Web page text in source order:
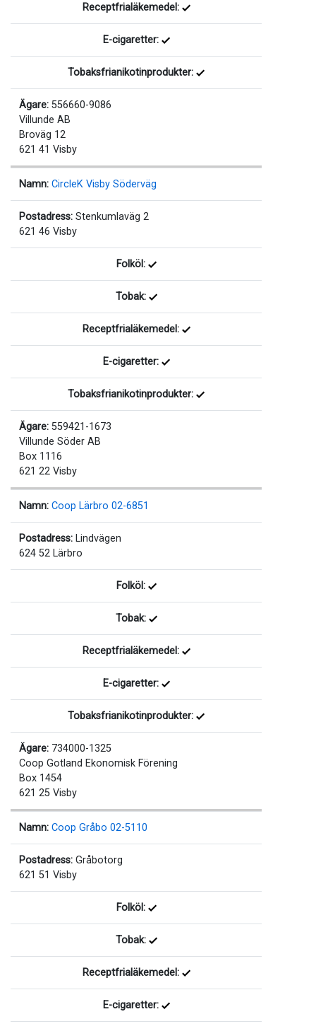
Receptfrialäkemedel:
E-cigaretter:
Tobaksfrianikotinprodukter:
Ägare: 556660-9086
Villunde AB
Broväg 12
621 41 Visby
Namn: CircleK Visby Söderväg
Postadress: Stenkumlaväg 2
621 46 Visby
Folköl:
Tobak:
Receptfrialäkemedel:
E-cigaretter:
Tobaksfrianikotinprodukter:
Ägare: 559421-1673
Villunde Söder AB
Box 1116
621 22 Visby
Namn: Coop Lärbro 02-6851
Postadress: Lindvägen
624 52 Lärbro
Folköl:
Tobak:
Receptfrialäkemedel:
E-cigaretter:
Tobaksfrianikotinprodukter:
Ägare: 734000-1325
Coop Gotland Ekonomisk Förening
Box 1454
621 25 Visby
Namn: Coop Gråbo 02-5110
Postadress: Gråbotorg
621 51 Visby
Folköl:
Tobak:
Receptfrialäkemedel:
E-cigaretter: